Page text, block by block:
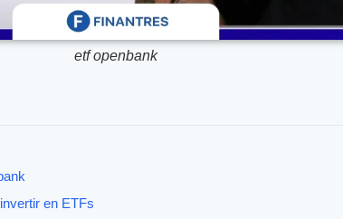
etf openbank
en ETFs